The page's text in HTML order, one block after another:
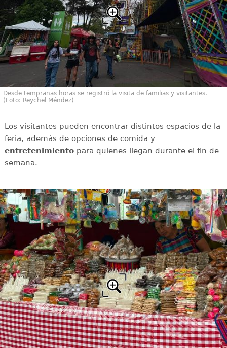
Desde tempranas horas se registró la visita de familias y visitantes.
(Foto: Reychel Méndez)
Los visitantes pueden encontrar distintos espacios de la
feria, además de opciones de comida y
entretenimientopara quienes llegan durante el fin de
semana.